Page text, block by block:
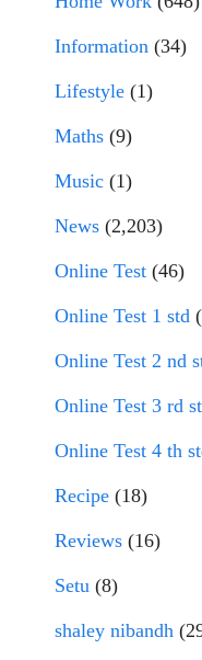
Information (34)
Lifestyle (1)
Maths (9)
Music (1)
News (2,203)
Online Test (46)
Online Test 1 std
Online Test 2 nd
Online Test 3 rd
Online Test 4 th
Recipe (18)
Reviews (16)
Setu (8)
shaley nibandh